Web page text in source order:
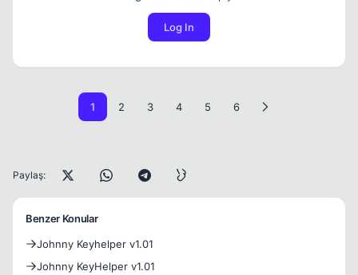
Log In
1 2 3 4 5 6
Paylaş:
Benzer Konular
Johnny Keyhelper v1.01
Johnny KeyHelper v1.01